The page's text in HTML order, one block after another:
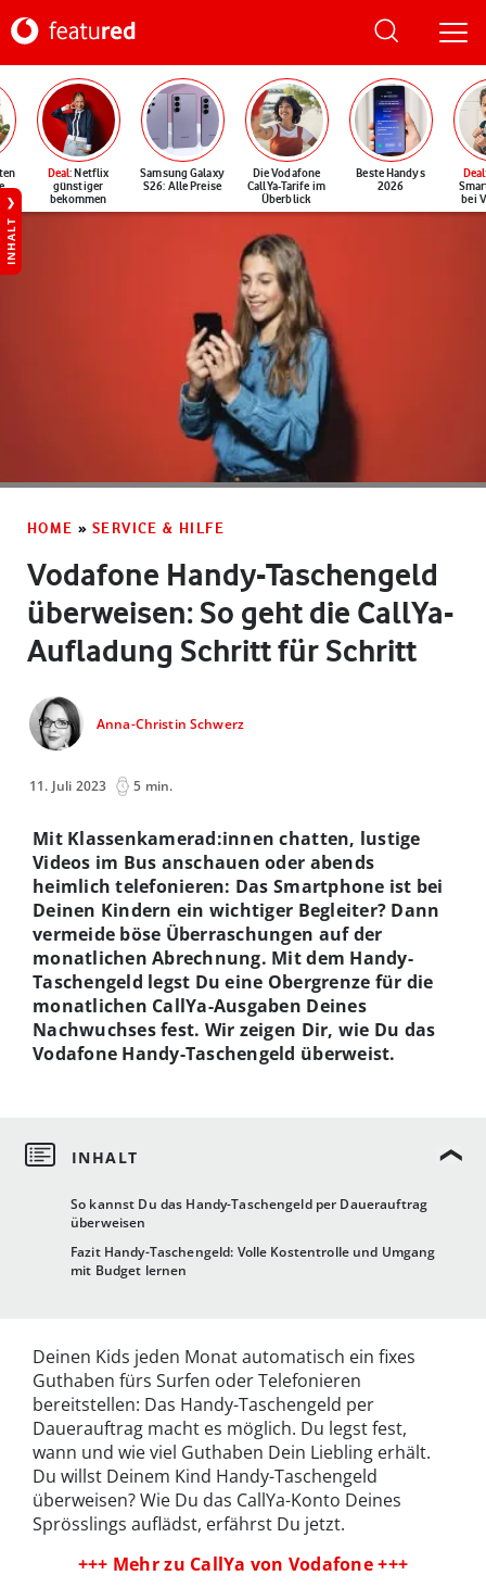
Deal: Netflix
günstiger
bekommen
Samsung Galaxy
S26: Alle Preise
Die Vodafone
CallYa-Tarife im
Überblick
Beste Handys
2026
Deal
bei
INHALT
HOME » SERVICE & HILFE
Vodafone Handy-Taschengeld
überweisen: So geht die CallYa-
Aufladung Schritt für Schritt
Anna-Christin Schwerz
11. Juli 2023 5 min.
So kannst Du das Handy-Taschengeld per Dauerauftrag
überweisen
Fazit Handy-Taschengeld: Volle Kostentrolle und Umgang
mit Budget lernen
Mit Klassenkamerad:innen chatten, lustige
Videos im Bus anschauen oder abends
heimlich telefonieren: Das Smartphone ist bei
Deinen Kindern ein wichtiger Begleiter? Dann
vermeide böse Überraschungen auf der
monatlichen Abrechnung. Mit dem Handy-
Taschengeld legst Du eine Obergrenze für die
monatlichen CallYa-Ausgaben Deines
Nachwuchses fest. Wir zeigen Dir, wie Du das
Vodafone Handy-Taschengeld überweist.
Deinen Kids jeden Monat automatisch ein fixes
Guthaben fürs Surfen oder Telefonieren
bereitstellen: Das Handy-Taschengeld per
Dauerauftrag macht es möglich. Du legst fest,
wann und wie viel Guthaben Dein Liebling erhält.
Du willst Deinem Kind Handy-Taschengeld
überweisen? Wie Du das CallYa-Konto Deines
Sprösslings auflädst, erfährst Du jetzt.
+++ Mehr zu CallYa von Vodafone +++